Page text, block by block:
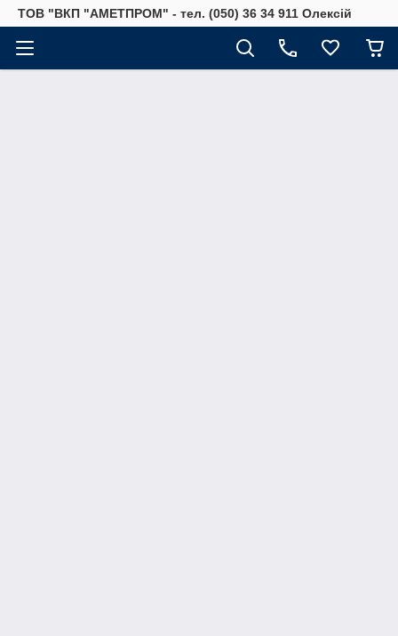
ТОВ "ВКП "АМЕТПРОМ" - тел. (050) 36 34 911 Олексій